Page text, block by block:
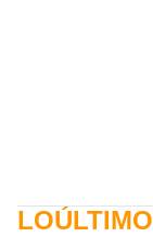
LOÚLTIMO